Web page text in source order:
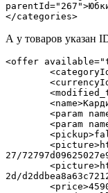
</categories>
А у товаров указан
<offer
27/
2d/